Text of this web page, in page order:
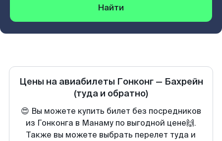
Найти
Цены на авиабилеты Гонконг— Бахрейн
(туда и обратно)
😍 Вы можете купить билет без посредников
из Гонконга в Манаму по выгодной цене🙌.
Также вы можете выбрать перелет туда и